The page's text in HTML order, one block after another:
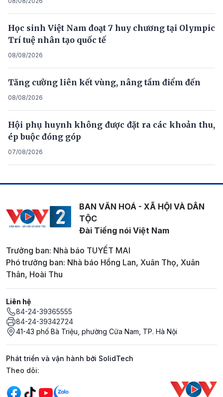
Học sinh Việt Nam đoạt 7 huy chương tại Olympic
Trí tuệ nhân tạo quốc tế
08/08/2026
Tăng cường liên kết vùng, nâng tầm điểm đến
08/08/2026
Hội phụ huynh không được đặt ra các khoản thu,
ép buộc đóng góp
07/08/2026
BAN VĂN HOÁ - XÃ HỘI VÀ DÂN
TỘC
Đài Tiếng nói Việt Nam
Trưởng ban: Nhà báo TUYẾT MAI
Phó trưởng ban: Nhà báo Hồng Lan, Xuân Thọ, Xuân
Thân, Hoài Thu
Liên hệ
84-24-39365555
84-24-39342724
41-43 phố Bà Triệu, phường Cửa Nam, TP. Hà Nội
Phát triển và vận hành bởi SolidTech
Mạng xã hội
Theo dõi: